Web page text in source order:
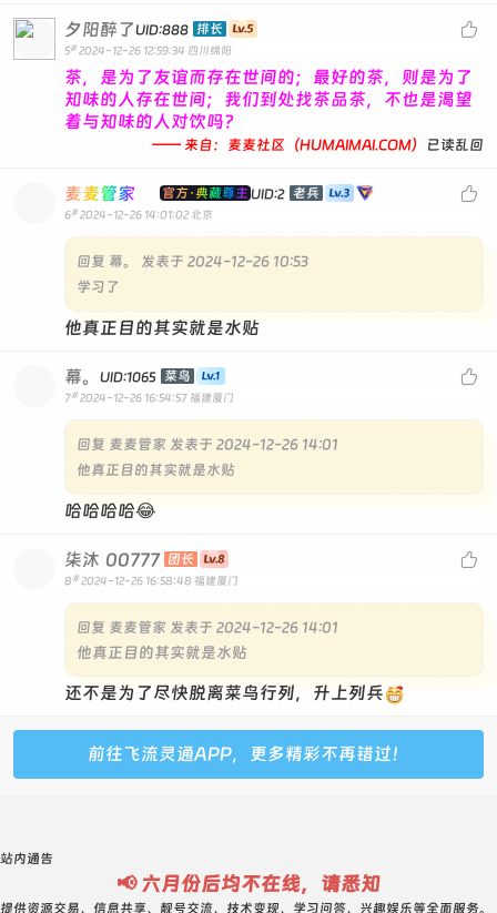

夕阳醉了UID:888 排长
5# 2024-12-26 12:59:34 四川绵阳
茶，是为了友谊而存在世间的；最好的茶，则是为了
知味的人存在世间；我们到处找茶品茶，不也是渴望
着与知味的人对饮吗？
—— 来自：麦麦社区（HUMAIMAI.COM） 已读乱回

麦麦管家 官方·典藏尊主 UID:2 老兵
6# 2024-12-26 14:01:02 北京
回复 幕。 发表于 2024-12-26 10:53
学习了
他真正目的其实就是水贴

幕。 UID:1065 菜鸟
7# 2024-12-26 16:54:57 福建厦门
回复 麦麦管家 发表于 2024-12-26 14:01
他真正目的其实就是水贴
哈哈哈哈😂

柒沐 00777 团长
8 # 2024-12-26 16:58:48 福建厦门
回复 麦麦管家 发表于 2024-12-26 14:01
他真正目的其实就是水贴
还不是为了尽快脱离菜鸟行列，升上列兵
前往飞流灵通APP，更多精彩不再错过！
站内通告
📢 六月份后均不在线，请悉知
提供资源交易、信息共享、靓号交流、技术变现、学习问答、兴趣娱乐等全面服务。